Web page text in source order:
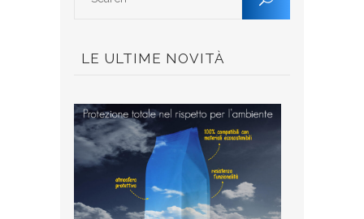
LE ULTIME NOVITÀ